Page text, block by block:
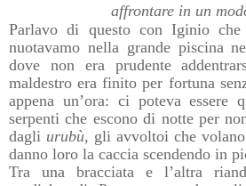
affrontare in un
Parlavo di questo con Iginio che
nuotavamo nella grande piscina
dove non era prudente
maldestro era finito per fortuna
appena un’ora: ci poteva essere
serpenti che escono di notte per
dagli urubù, gli avvoltoi che
danno loro la caccia scendendo in
Tra una bracciata e l’altra